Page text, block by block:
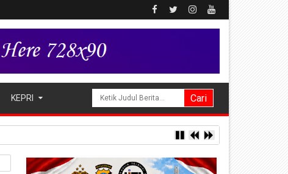
KEPRI
Alukme